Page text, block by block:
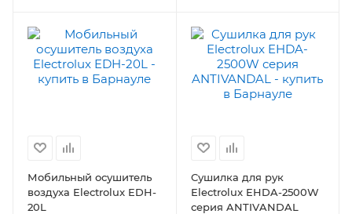
Мобильный осушитель
воздуха Electrolux EDH-
20L
Cушилка для рук
Electrolux EHDA-2500W
серия ANTIVANDAL